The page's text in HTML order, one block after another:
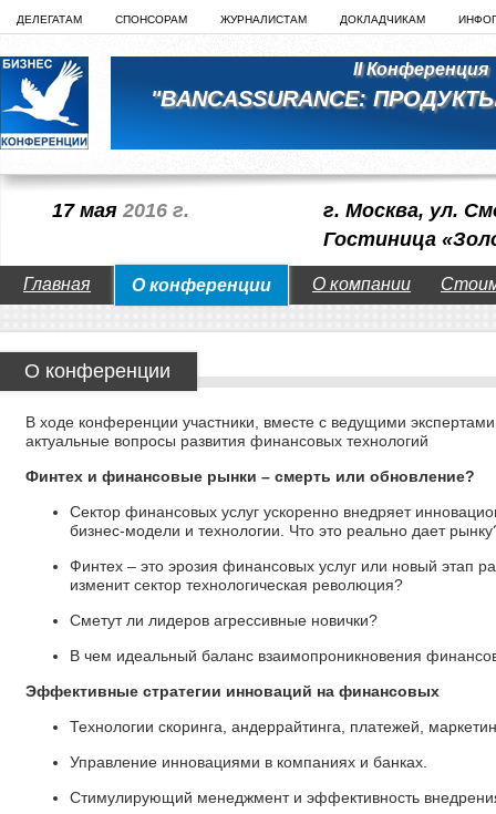
ДЕЛЕГАТАМ СПОНСОРАМ ЖУРНАЛИСТАМ ДОКЛАДЧИКАМ
II Конференция
"BANCASSURANCE:
17 мая 2016 г.
г. Москва, ул.
Гостиница
Главная О конференции О компании
О конференции
В ходе конференции участники, вместе с ведущими экспертами
актуальные вопросы развития финансовых технологий
Финтех и финансовые рынки – смерть или обновление?
Сектор финансовых услуг ускоренно внедряет
бизнес-модели и технологии. Что это реально дает
Финтех – это эрозия финансовых услуг или новый этап
изменит сектор технологическая революция?
Сметут ли лидеров агрессивные новички?
В чем идеальный баланс взаимопроникновения
Эффективные стратегии инноваций на финансовых
Технологии скоринга, андеррайтинга, платежей,
Управление инновациями в компаниях и банках.
Стимулирующий менеджмент и эффективность